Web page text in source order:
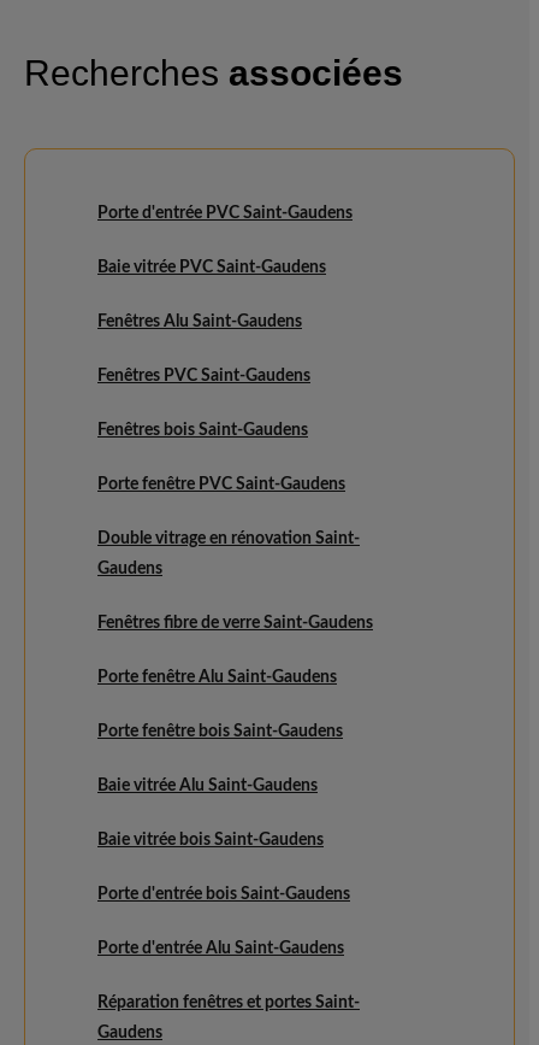
Recherches associées
Porte d'entrée PVC Saint-Gaudens
Baie vitrée PVC Saint-Gaudens
Fenêtres Alu Saint-Gaudens
Fenêtres PVC Saint-Gaudens
Fenêtres bois Saint-Gaudens
Porte fenêtre PVC Saint-Gaudens
Double vitrage en rénovation Saint-
Gaudens
Fenêtres fibre de verre Saint-Gaudens
Porte fenêtre Alu Saint-Gaudens
Porte fenêtre bois Saint-Gaudens
Baie vitrée Alu Saint-Gaudens
Baie vitrée bois Saint-Gaudens
Porte d'entrée bois Saint-Gaudens
Porte d'entrée Alu Saint-Gaudens
Réparation fenêtres et portes Saint-
Gaudens